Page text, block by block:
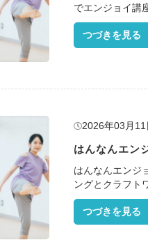
でエンジョイ講
つづきを見る
2026年03月11
はんなんエン
はんなんエンジ
ングとクラフト
つづきを見る